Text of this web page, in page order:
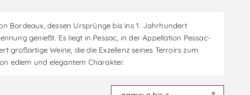
Bordeaux, dessen Ursprünge bis ins 1. Jahrhundert
genießt. Es liegt in Pessac, in der Appellation Pessac-
großartige Weine, die die Exzellenz seines Terroirs zum
edlem und elegantem Charakter.